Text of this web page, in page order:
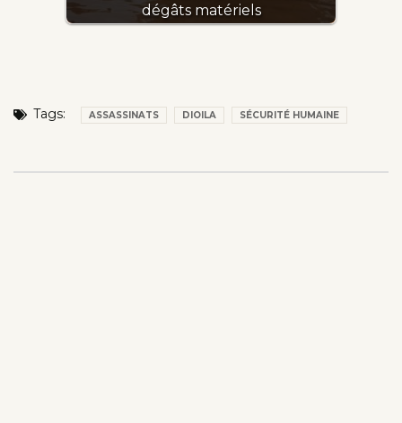
dégâts matériels
Tags: ASSASSINATS DIOILA SÉCURITÉ HUMAINE